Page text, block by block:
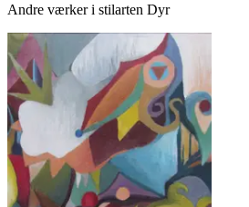
Andre værker i stilarten Dyr